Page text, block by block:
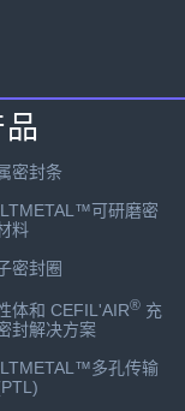
密封条
可研磨密
料
密封圈
体和 CEFIL'AIR® 充
封解决方案
多孔传输